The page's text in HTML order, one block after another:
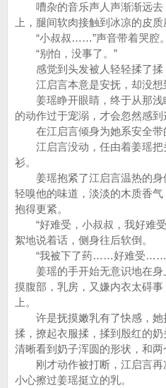
嘈杂的音乐声人声渐渐远去
上，腿间软肉接触到冰凉的皮
“小叔叔……”声音带着哭腔。
“别怕，没事了。”
感觉到头发被人轻轻揉了揉
江启言本意是安抚，却没想
姜瑶睁开眼睛，终于从那浅
的动作过于宠溺，才会忽然感到
在江启言倾身为她系安全带
江启言没动，任由着姜瑶把
衫。
姜瑶抱紧了江启言温热的身
轻嗅他的味道，淡淡的木质香
抱得更紧。
“好难受，小叔叔，我好难
絮地说着话，侧身往后软倒。
“我被下了药……好难受
姜瑶的手开始无意识地在身
摸腹部，乳房，又嫌内衣太碍
上。
许是抚摸嫩乳有了快感，她
揉，撩起衣服揉，揉到殷红的
清晰看到奶子浑圆的形状，和两
刚才动作被打断，江启言再
小心擦过姜瑶挺立的乳。